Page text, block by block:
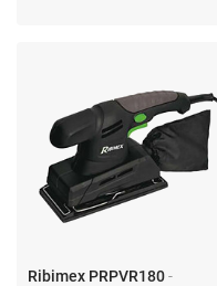
Ribimex PRPVR180-